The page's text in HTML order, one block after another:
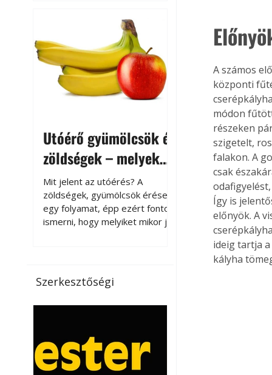
kertészkedés sokak számára
kikapcsolódást és feltöltődést
is jelent.
Utóérő gyümölcsök és
zöldségek – melyek
érnek tovább leszedés
után?
Mit jelent az utóérés? A
zöldségek, gyümölcsök érése
egy folyamat, épp ezért fontos
ismerni, hogy melyiket mikor jó
paradicsomot sokszor
gazdasági érettségben, azaz
Utóérik eközben, de nem lesz
olyan ízű, mint amit a saját
kertünkben, biológiai
Szerkesztőségi
A számos
központi
módon
részeken
szigetelt,
falakon. A
csak
Így is
előnyök. A
ideig tartja
kályha